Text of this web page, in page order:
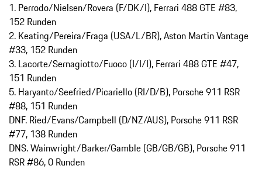
1. Perrodo/Nielsen/Rovera (F/DK/I), Ferrari 488 GTE #83,
152 Runden
2. Keating/Pereira/Fraga (USA/L/BR), Aston Martin Vantage
#33, 152 Runden
3. Lacorte/Sernagiotto/Fuoco (I/I/I), Ferrari 488 GTE #47,
151 Runden
5. Haryanto/Seefried/Picariello (RI/D/B), Porsche 911 RSR
#88, 151 Runden
DNF. Ried/Evans/Campbell (D/NZ/AUS), Porsche 911 RSR
#77, 138 Runden
DNS. Wainwright/Barker/Gamble (GB/GB/GB), Porsche 911
RSR #86, 0 Runden